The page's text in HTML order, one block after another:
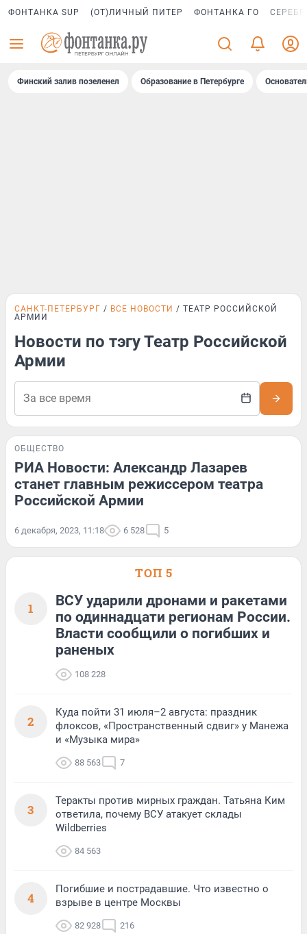
ФОНТАНКА SUP (ОТ)ЛИЧНЫЙ ПИТЕР ФОНТАНКА ГО
Финский залив позеленел Образование в Петербурге
САНКТ-ПЕТЕРБУРГ ВСЕ НОВОСТИ
ТЕАТР РОССИЙСКОЙ
АРМИИ
Новости по тэгу Театр Российской
Армии
ОБЩЕСТВО
РИА Новости: Александр Лазарев
станет главным режиссером театра
Российской Армии
6 декабря, 2023, 11:18 6 528 5
ТОП 5
1
ВСУ ударили дронами и ракетами
по одиннадцати регионам России.
Власти сообщили о погибших и
раненых
108 228
2
Куда пойти 31 июля–2 августа: праздник
флоксов, «Пространственный сдвиг» у Манежа
и «Музыка мира»
88 563 7
3
Теракты против мирных граждан. Татьяна Ким
ответила, почему ВСУ атакует склады
Wildberries
84 563
4
Погибшие и пострадавшие. Что известно о
взрыве в центре Москвы
82 928 216